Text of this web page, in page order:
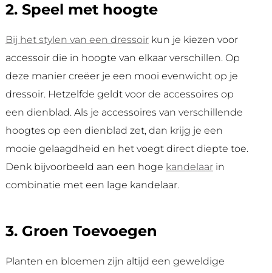
2. Speel met hoogte
Bij het stylen van een dressoirkun je kiezen voor
accessoir die in hoogte van elkaar verschillen. Op
deze manier creëer je een mooi evenwicht op je
dressoir. Hetzelfde geldt voor de accessoires op
een dienblad. Als je accessoires van verschillende
hoogtes op een dienblad zet, dan krijg je een
mooie gelaagdheid en het voegt direct diepte toe.
Denk bijvoorbeeld aan een hoge kandelaarin
combinatie met een lage kandelaar.
3. Groen Toevoegen
Planten en bloemen zijn altijd een geweldige